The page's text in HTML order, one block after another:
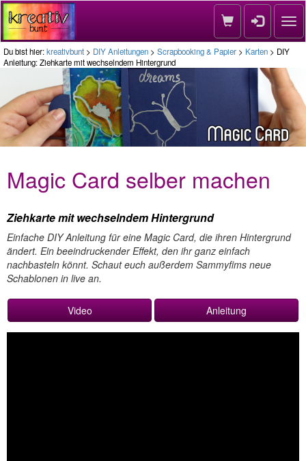
Du bist hier:kreativbunt > DIY Anleitungen > Scrapbooking & Papier > Karten > DIY
Anleitung: Ziehkarte mit wechselndem Hintergrund
Magic Card selber machen
Ziehkarte mit wechselndem Hintergrund
Einfache DIY Anleitung für eine Magic Card, die ihren Hintergrund
ändert. Ein beeindruckender Effekt, den ihr ganz einfach
nachbasteln könnt. Schaut euch außerdem Sammyfims neue
Schablonen in live an.
Video Anleitung